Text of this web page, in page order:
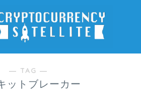
― TAG ―
ットブレーカー